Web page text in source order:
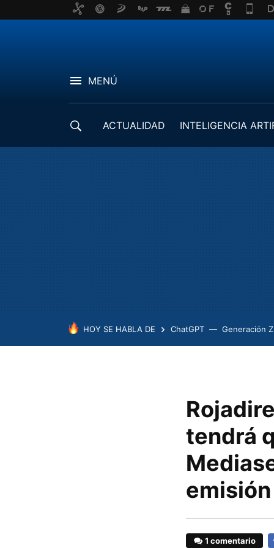
MENÚ
ACTUALIDAD
INTELIGENCIA
HOY SE HABLA DE ChatGPT Generación Z
tendrá
1 comentario